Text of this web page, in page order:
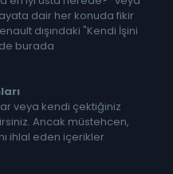
dair her konuda fikir
dışındaki "Kendi İşini
burada
veya kendi çektiğiniz
Ancak müstehcen,
ihlal eden içerikler